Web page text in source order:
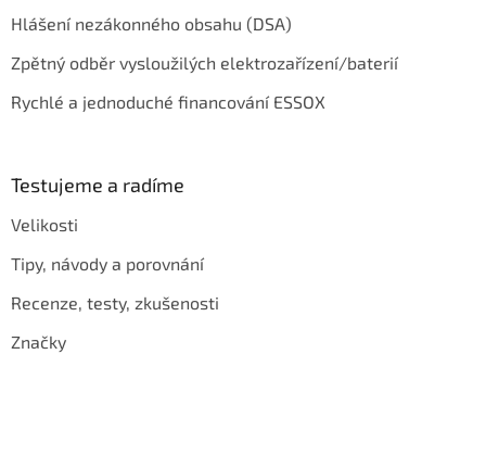
Hlášení nezákonného obsahu (DSA)
Zpětný odběr vysloužilých elektrozařízení/baterií
Rychlé a jednoduché financování ESSOX
Testujeme a radíme
Velikosti
Tipy, návody a porovnání
Recenze, testy, zkušenosti
Značky